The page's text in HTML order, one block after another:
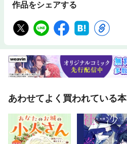
作品をシェアする
あわせてよく買われている本